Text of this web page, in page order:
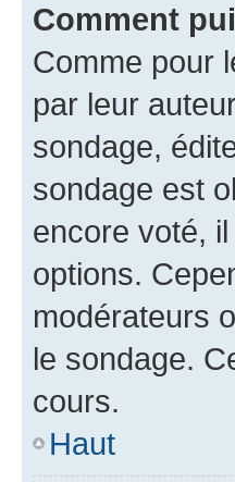
Comment
Comme pour
par leur
sondage,
sondage est
encore voté,
options.
modérateurs
le sondage.
cours.
Haut